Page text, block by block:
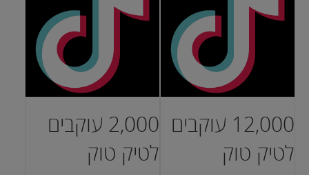
12,000 עוקבים
לטיק טוק
2,000 עוקבים
לטיק טוק